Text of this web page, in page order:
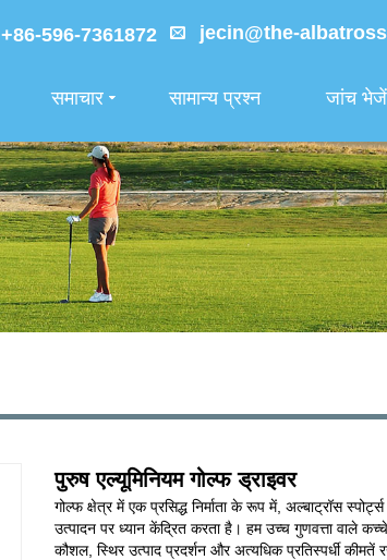
+86-596-7361872 jecin@the-
समाचार सामान्य प्रश्न जांच भेजें
पुरुष एल्यूमिनियम गोल्फ ड्राइवर
गोल्फ क्षेत्र में एक प्रसिद्ध निर्माता के रूप में, अल्बाट्रॉस
उत्पादन पर ध्यान केंद्रित करता है। हम उच्च गुणवत्ता वाले
कौशल, स्थिर उत्पाद प्रदर्शन और अत्यधिक प्रतिस्पर्धी कीमतें